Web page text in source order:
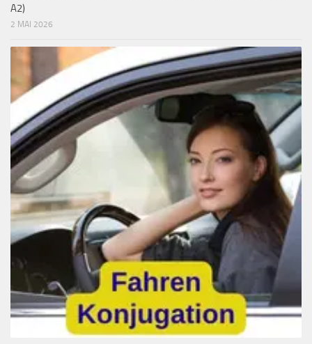
A2)
2 MAI 2026